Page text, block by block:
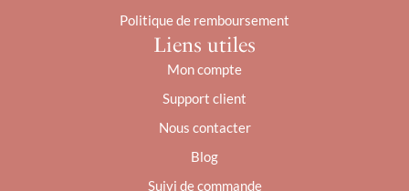
Politique de remboursement
Liens utiles
Mon compte
Support client
Nous contacter
Blog
Suivi de commande